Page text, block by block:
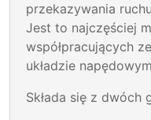
przekazywania
Jest to najczęściej
współpracujących
układzie
Składa się z dwóch